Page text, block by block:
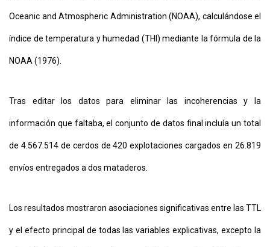
Oceanic and Atmospheric Administration (NOAA), calculándose el
índice de temperatura y humedad (THI) mediante la fórmula de la
NOAA (1976).
Tras editar los datos para eliminar las incoherencias y la
información que faltaba, el conjunto de datos final incluía un total
de 4.567.514 de cerdos de 420 explotaciones cargados en 26.819
envíos entregados a dos mataderos.
Los resultados mostraron asociaciones significativas entre las TTL
y el efecto principal de todas las variables explicativas, excepto la